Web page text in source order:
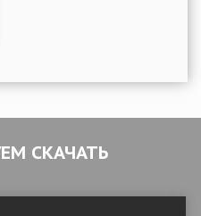
СКАЧАТЬ